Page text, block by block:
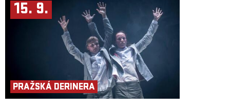
15. 9.
PRAŽSKÁ DERINERA